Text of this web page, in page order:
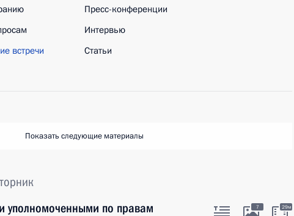
встречи
Пресс-конференции
Интервью
Статьи
Показать следующие материалы
уполномоченными по правам
7 29м